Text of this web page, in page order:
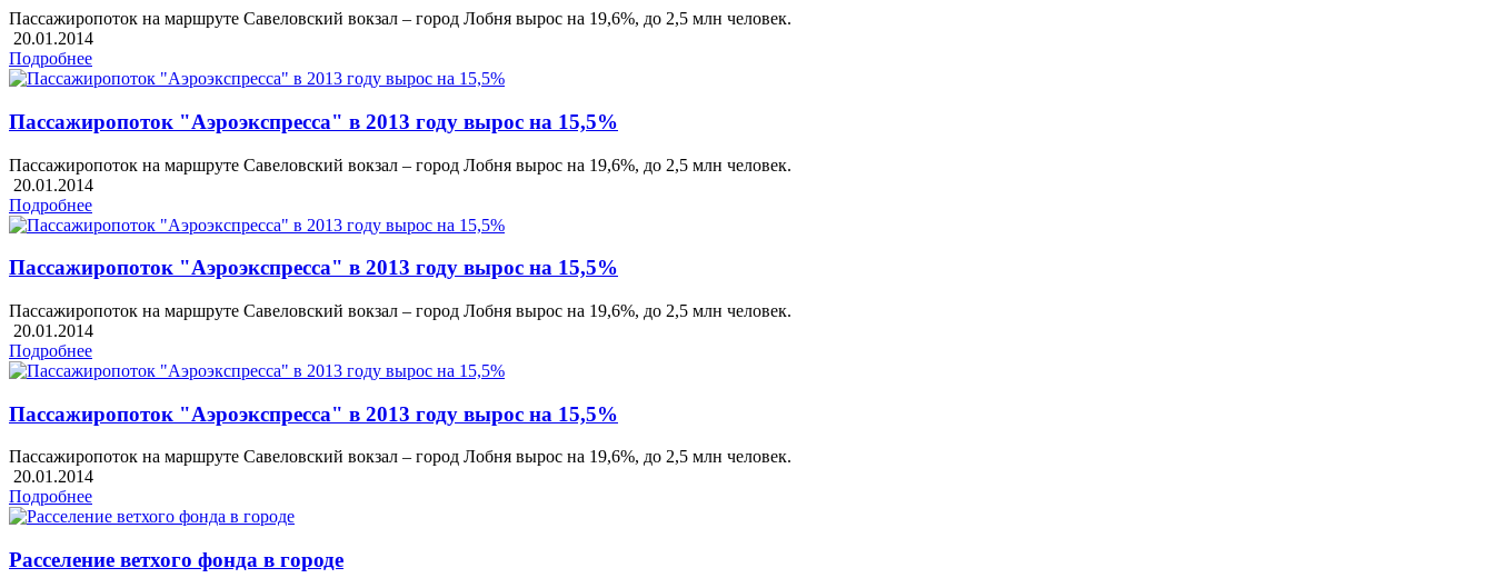
Пассажиропоток на маршруте Савеловский вокзал – город Лобня вырос на 19,6%, до 2,5 млн человек.
20.01.2014
Подробнее
Пассажиропоток "Аэроэкспресса" в 2013 году вырос на 15,5%
Пассажиропоток на маршруте Савеловский вокзал – город Лобня вырос на 19,6%, до 2,5 млн человек.
20.01.2014
Подробнее
Пассажиропоток "Аэроэкспресса" в 2013 году вырос на 15,5%
Пассажиропоток на маршруте Савеловский вокзал – город Лобня вырос на 19,6%, до 2,5 млн человек.
20.01.2014
Подробнее
Пассажиропоток "Аэроэкспресса" в 2013 году вырос на 15,5%
Пассажиропоток на маршруте Савеловский вокзал – город Лобня вырос на 19,6%, до 2,5 млн человек.
20.01.2014
Подробнее
Расселение ветхого фонда в городе